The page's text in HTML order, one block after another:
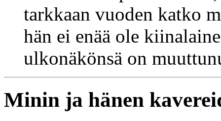
tarkkaan vuoden katko
hän ei enää ole
ulkonäkönsä on
Minin ja hänen